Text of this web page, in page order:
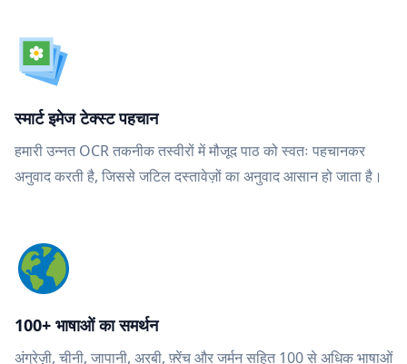
स्मार्ट इमेज टेक्स्ट पहचान
हमारी उन्नत OCR तकनीक तस्वीरों में मौजूद पाठ को स्वतः पहचानकर
अनुवाद करती है, जिससे जटिल दस्तावेज़ों का अनुवाद आसान हो जाता है।
100+ भाषाओं का समर्थन
अंग्रेज़ी, चीनी, जापानी, अरबी, फ़्रेंच और जर्मन सहित 100 से अधिक भाषाओं